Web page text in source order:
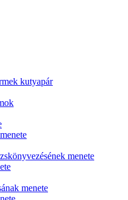
kutyapár
menete
menete